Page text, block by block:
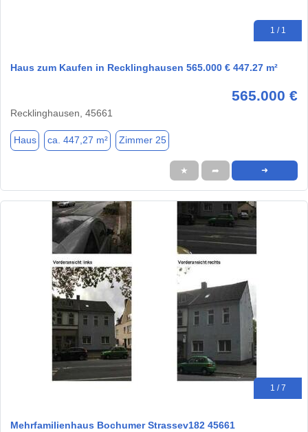
1 / 1
Haus zum Kaufen in Recklinghausen 565.000 € 447.27 m²
565.000 €
Recklinghausen, 45661
Haus ca. 447,27 m² Zimmer 25
★ ➦ ➜
1 / 7
Mehrfamilienhaus Bochumer Strassev182 45661